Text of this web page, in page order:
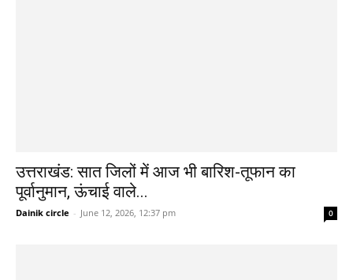
उत्तराखंड: सात जिलों में आज भी बारिश-तूफान का
पूर्वानुमान, ऊंचाई वाले...
Dainik circle - June 12, 2026, 12:37 pm 0